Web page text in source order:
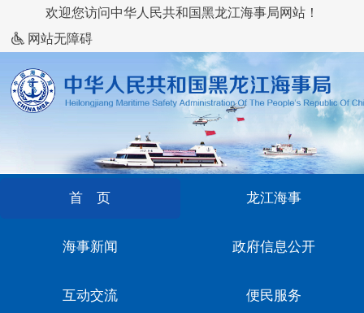
欢迎您访问中华人民共和国黑龙江海事局网站！
网站无障碍
首 页 龙江海事
海事新闻 政府信息公开
互动交流 便民服务